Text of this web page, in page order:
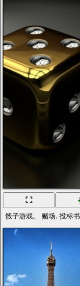
骰子游戏。 赌场. 投标书